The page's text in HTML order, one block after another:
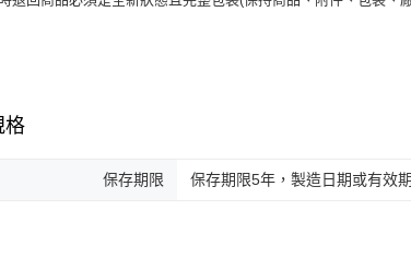
格
保存期限 保存期限5年，製造日期或有效